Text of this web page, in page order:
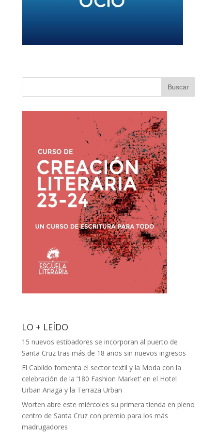
LO + LEÍDO
15 nuevos estibadores se incorporan al puerto de
Santa Cruz tras más de 18 años sin nuevos ingresos
El Cabildo fomenta el sector textil y la Moda con la
celebración de la ‘180 Fashion Market’ en el Hotel
Urban Anaga y la Terraza Urban
Worten abre este miércoles su primera tienda en pleno
centro de Santa Cruz con premio para los más
madrugadores